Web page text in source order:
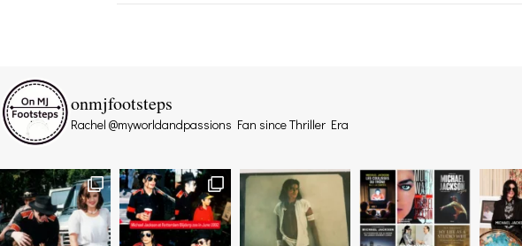
onmjfootsteps
Rachel @myworldandpassions Fan since Thriller Era